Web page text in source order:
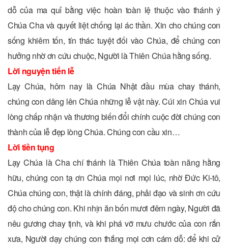
dỗ của ma quỉ bằng việc hoàn toàn lệ thuộc vào thánh ý
Chúa Cha và quyết liệt chống lại ác thần. Xin cho chúng con
sống khiêm tốn, tín thác tuyệt đối vào Chúa, để chúng con
hưởng nhờ ơn cứu chuộc, Người là Thiên Chúa hằng sống.
Lời nguyện tiến lễ
Lạy Chúa, hôm nay là Chúa Nhật đầu mùa chay thánh,
chúng con dâng lên Chúa những lễ vật này. Cúi xin Chúa vui
lòng chấp nhận và thương biến đổi chính cuộc đời chúng con
thành của lễ đẹp lòng Chúa. Chúng con cầu xin…
Lời tiền tụng
Lạy Chúa là Cha chí thánh là Thiên Chúa toàn năng hằng
hữu, chúng con tạ ơn Chúa mọi nơi mọi lúc, nhờ Ðức Ki-tô,
Chúa chúng con, thật là chính đáng, phải đạo và sinh ơn cứu
độ cho chúng con. Khi nhịn ăn bốn mươi đêm ngày, Người đã
nêu gương chay tịnh, và khi phá vỡ mưu chước của con rắn
xưa, Người dạy chúng con thắng mọi cơn cám dỗ: để khi cử